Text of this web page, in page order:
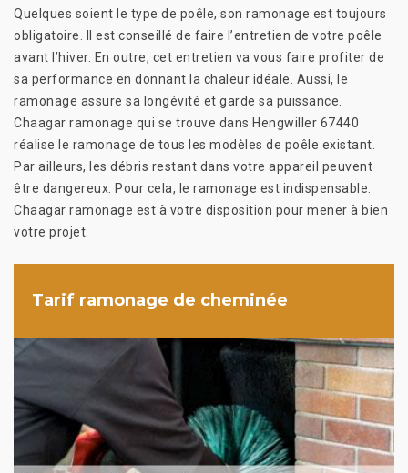
Quelques soient le type de poêle, son ramonage est toujours
obligatoire. Il est conseillé de faire l’entretien de votre poêle
avant l’hiver. En outre, cet entretien va vous faire profiter de
sa performance en donnant la chaleur idéale. Aussi, le
ramonage assure sa longévité et garde sa puissance.
Chaagar ramonage qui se trouve dans Hengwiller 67440
réalise le ramonage de tous les modèles de poêle existant.
Par ailleurs, les débris restant dans votre appareil peuvent
être dangereux. Pour cela, le ramonage est indispensable.
Chaagar ramonage est à votre disposition pour mener à bien
votre projet.
Tarif ramonage de cheminée